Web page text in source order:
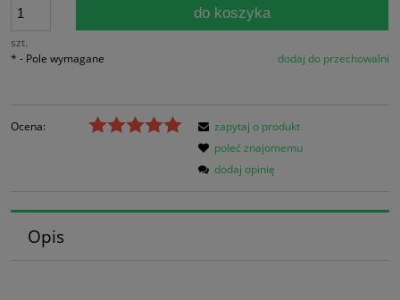
szt.
do koszyka
dodaj do przechowalni
* - Pole wymagane
Ocena:
zapytaj o produkt
poleć znajomemu
dodaj opinię
Opis